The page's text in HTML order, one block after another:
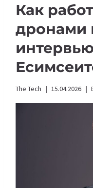
Как
дронами
The Tech 15.04.2026